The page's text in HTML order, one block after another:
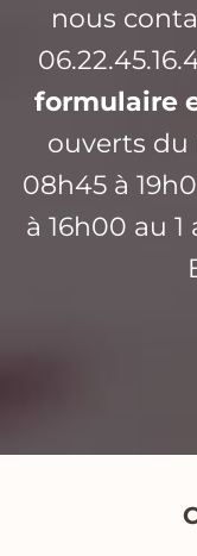
nous
formulaire
ouverts du
08h45 à
à 16h00 au 1